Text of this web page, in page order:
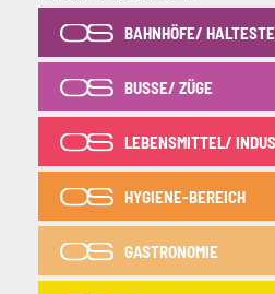
BAHNHÖFE/
BUSSE/ ZÜGE
LEBENSMITTEL/
HYGIENE-BEREICH
GASTRONOMIE